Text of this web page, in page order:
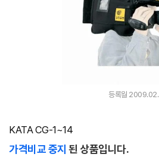
등록월 2009.02.
KATA CG-1~14
가격비교 중지 된 상품입니다.